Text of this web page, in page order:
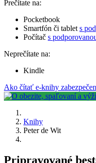
Prečítate na:
Pocketbook
Smartfón či tablet s
Počítač s
Neprečítate na:
Kindle
Ako čítať e-knihy
Knihy
Peter de Wit
Pripravované